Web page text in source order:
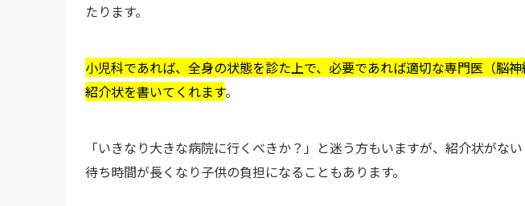
たります。
小児科であれば、全身の状態を診た上で、必要であれば適切な専門医（脳
紹介状を書いてくれます。
「いきなり大きな病院に行くべきか？」と迷う方もいますが、紹介状がない
待ち時間が長くなり子供の負担になることもあります。